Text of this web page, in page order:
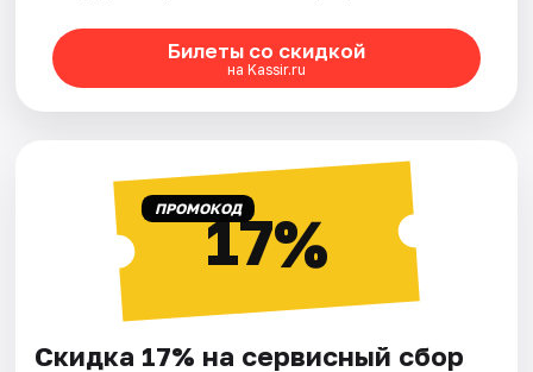
Билеты со скидкой
на Kassir.ru
ПРОМОКОД17%
Скидка 17% на сервисный сбор